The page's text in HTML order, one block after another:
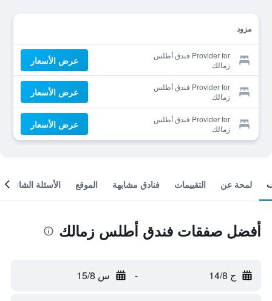
مزود
Provider for فندق أطلس
زمالك
عرض الأسعار
Provider for فندق أطلس
زمالك
عرض الأسعار
Provider for فندق أطلس
زمالك
عرض الأسعار
لمحة عن التقييمات فنادق مشابهة الموقع الأسئلة الشائعة
أفضل صفقات فندق أطلس زمالك
ج 14/8 - س 15/8